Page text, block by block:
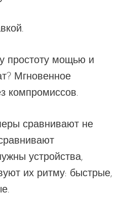
простоту мощью и
Мгновенное
компромиссов.
сравнивают не
устройства,
их ритму: быстрые,